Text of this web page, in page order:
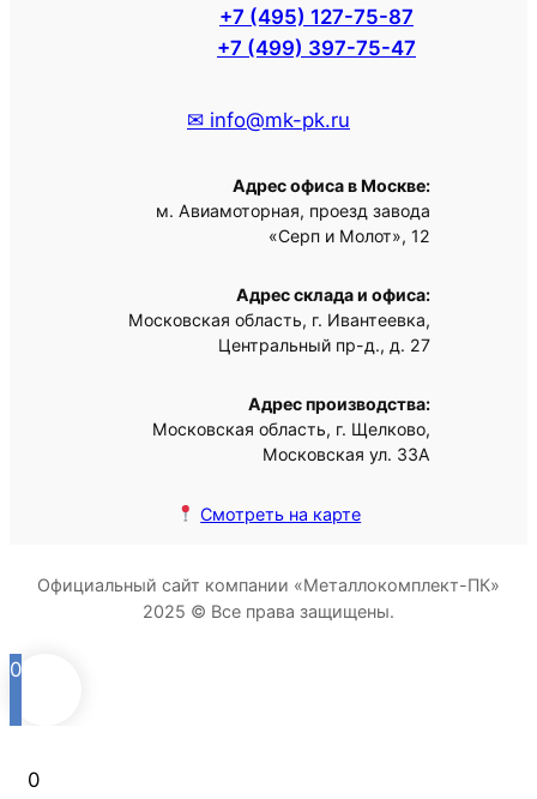
+7 (495) 127-75-87
+7 (499) 397-75-47
✉ info@mk-pk.ru
Адрес офиса в Москве:
м. Авиамоторная, проезд завода
«Серп и Молот», 12
Адрес склада и офиса:
Московская область, г. Ивантеевка,
Центральный пр-д., д. 27
Адрес производства:
Московская область, г. Щелково,
Московская ул. 33А
Смотреть на карте
Официальный сайт компании «Металлокомплект-ПК»
2025 © Все права защищены.
0
0